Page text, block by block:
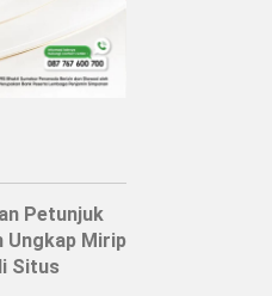
Petunjuk
Ungkap Mirip
Situs